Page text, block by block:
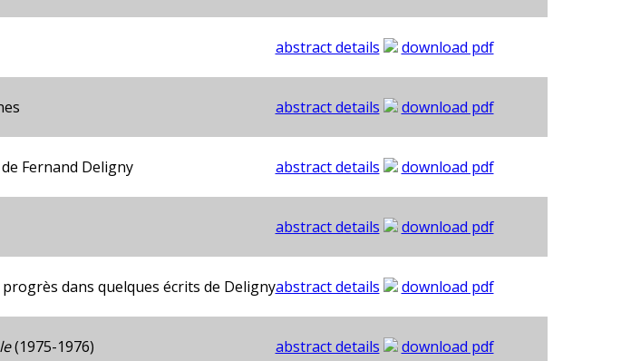
abstract details
download pdf
abstract details
download pdf
Fernand Deligny
abstract details
download pdf
abstract details
download pdf
dans quelques écrits de Delignyabstract details
download pdf
(1975-1976)
abstract details download pdf